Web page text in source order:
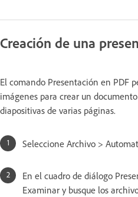
Creación de una
El comando Presentación en PDF
imágenes para crear un
diapositivas de varias páginas.
Seleccione Archivo >
En el cuadro de diálogo
Examinar y busque los